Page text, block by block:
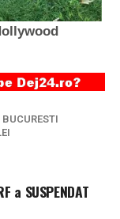
a SUSPENDAT